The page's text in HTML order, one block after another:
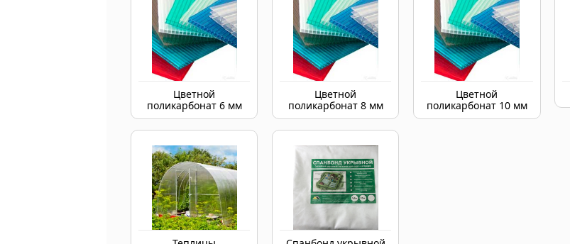
Цветной
поликарбонат 6 мм
Цветной
поликарбонат 8 мм
Цветной
поликарбонат 10 мм